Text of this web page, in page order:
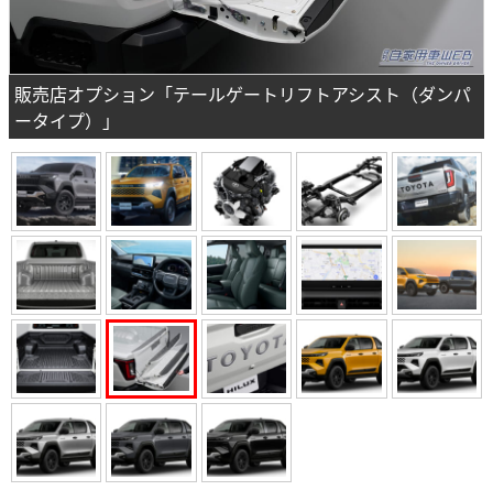
販売店オプション「テールゲートリフトアシスト（ダンパ
ータイプ）」